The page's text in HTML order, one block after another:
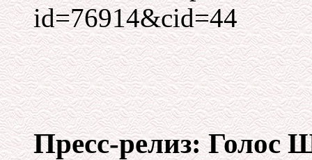
id=76914&cid=44
Пресс-релиз: Голос